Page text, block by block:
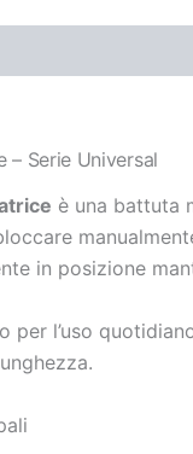
– Serie Universal
è una battuta
in posizione
per l’uso